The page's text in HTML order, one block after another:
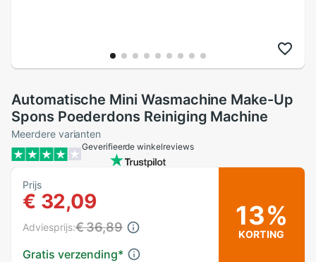
Automatische Mini Wasmachine Make-Up
Spons Poederdons Reiniging Machine
Meerdere varianten
Geverifieerde winkelreviews
Prijs
€ 32,09
Gratis verzending*
Adviesprijs:€ 36,89 13%
KORTING